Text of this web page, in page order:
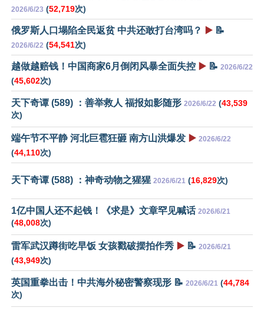
2026/6/23 (52,719次)
俄罗斯人口塌陷全民返贫 中共还敢打台湾吗？ ▶️ 📝
2026/6/22 (54,541次)
越做越赔钱！中国商家6月倒闭风暴全面失控 ▶️ 📝 2026/6/22
(45,602次)
天下奇谭 (589) ：善举救人 福报如影随形 2026/6/22 (43,539
次)
端午节不平静 河北巨雹狂砸 南方山洪爆发 ▶️ 2026/6/22
(44,110次)
天下奇谭 (588) ：神奇动物之猩猩 2026/6/21 (16,829次)
1亿中国人还不起钱！《求是》文章罕见喊话 2026/6/21
(48,008次)
雷军武汉蹲街吃早饭 女孩戳破摆拍作秀 ▶️ 📝 2026/6/21
(43,949次)
英国重拳出击！中共海外秘密警察现形 📝 2026/6/21 (44,784
次)